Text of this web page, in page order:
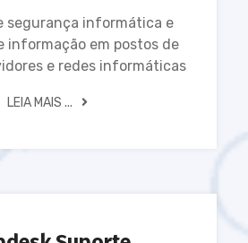
segurança informática e
informação em postos de
e redes informáticas
LEIA MAIS ...